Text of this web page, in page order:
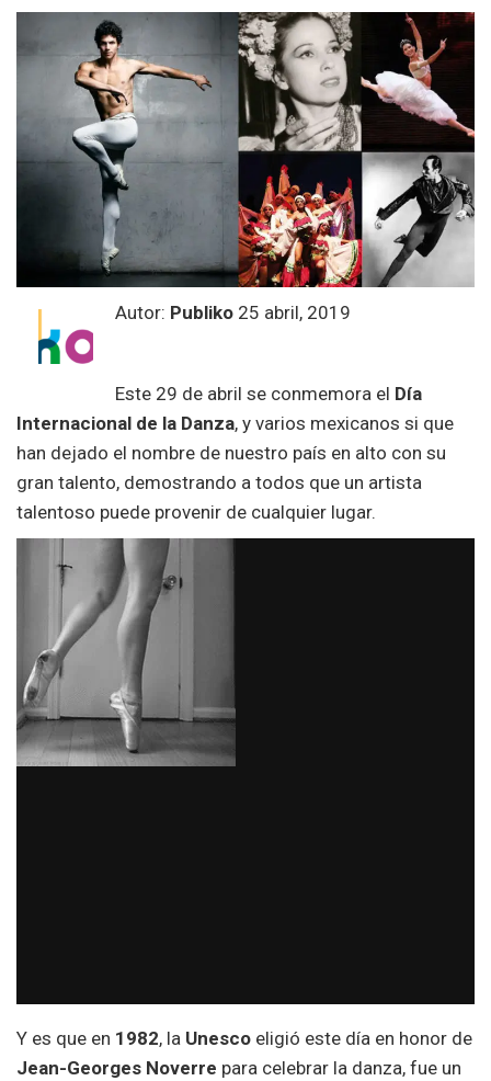
Autor: Publiko 25 abril, 2019
Este 29 de abril se conmemora el Día
Internacional de la Danza, y varios mexicanos si que
han dejado el nombre de nuestro país en alto con su
gran talento, demostrando a todos que un artista
talentoso puede provenir de cualquier lugar.
Y es que en 1982, la Unesco eligió este día en honor de
Jean-Georges Noverre para celebrar la danza, fue un